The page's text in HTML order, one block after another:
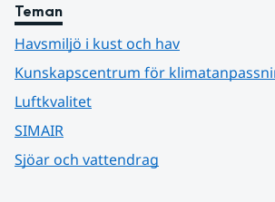
Teman
Havsmiljö i kust och hav
Kunskapscentrum för
Luftkvalitet
SIMAIR
Sjöar och vattendrag